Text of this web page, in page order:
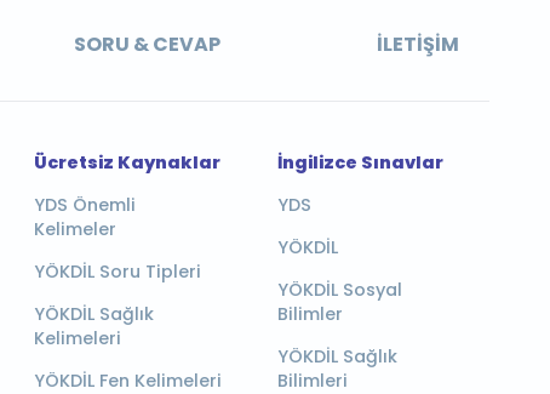
SORU & CEVAP İLETIŞIM
Ücretsiz Kaynaklar
YDS Önemli
Kelimeler
YÖKDİL Soru Tipleri
YÖKDİL Sağlık
Kelimeleri
YÖKDİL Fen Kelimeleri
İngilizce Sınavlar
YDS
YÖKDİL
YÖKDİL Sosyal
Bilimler
YÖKDİL Sağlık
Bilimleri